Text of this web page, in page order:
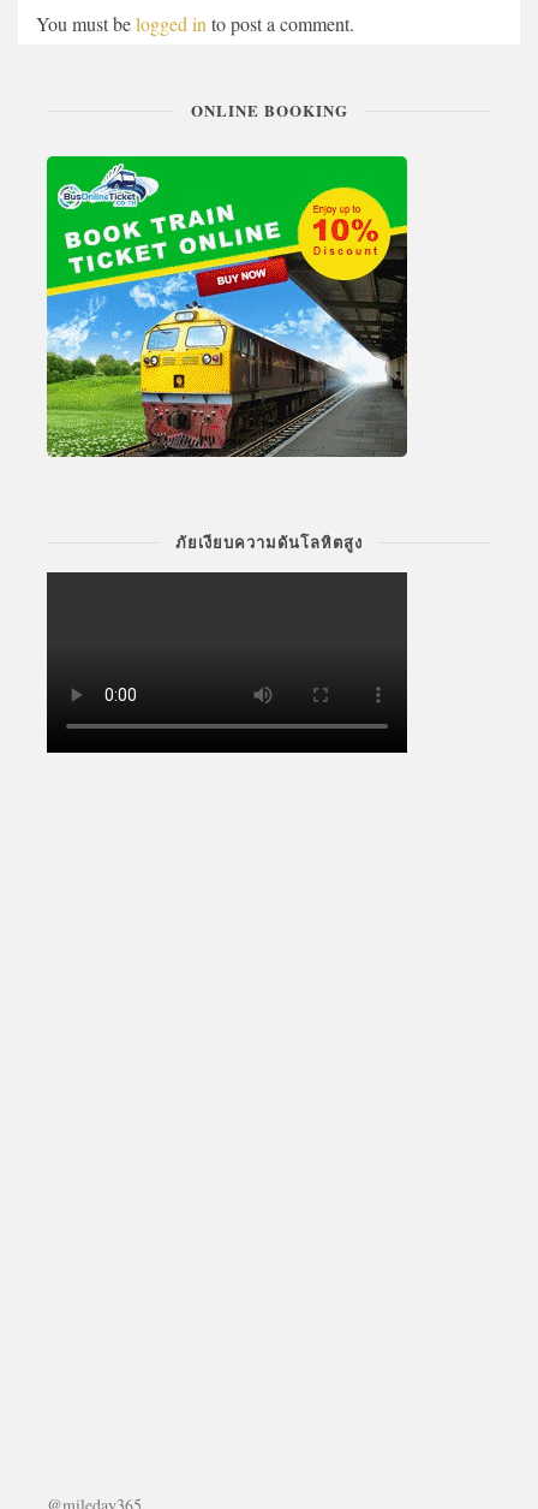
You must belogged in to post a comment.
ONLINE BOOKING
ภัยเงียบความดันโลหิตสูง
@mileday365